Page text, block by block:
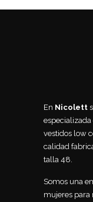
En Nicolett
especializada
vestidos low
calidad
talla 48.
Somos una
mujeres para